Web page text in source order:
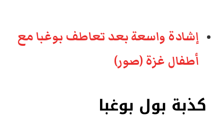
إشادة واسعة بعد تعاطف بوغبا مع
أطفال غزة (صور)
كذبة بول بوغبا